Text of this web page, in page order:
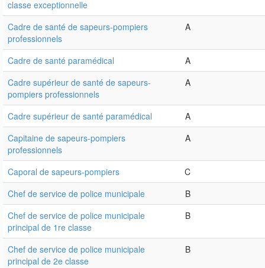
classe exceptionnelle
Cadre de santé de sapeurs-pompiers
professionnels
A
Cadre de santé paramédical
A
Cadre supérieur de santé de sapeurs-
pompiers professionnels
A
Cadre supérieur de santé paramédical
A
Capitaine de sapeurs-pompiers
professionnels
A
Caporal de sapeurs-pompiers
C
Chef de service de police municipale
B
Chef de service de police municipale
principal de 1re classe
B
Chef de service de police municipale
principal de 2e classe
B